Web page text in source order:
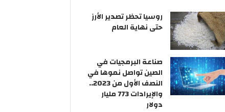
روسيا تحظر تصدير الأرز
حتى نهاية العام
صناعة البرمجيات في
الصين تواصل نموها في
النصف الأول من 2023..
والإيرادات 773 مليار
دولار